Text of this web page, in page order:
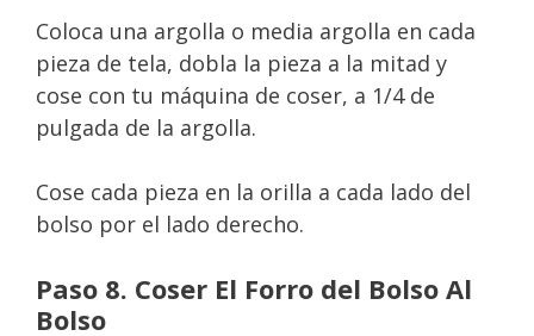
Coloca una argolla o media argolla en cada
pieza de tela, dobla la pieza a la mitad y
cose con tu máquina de coser, a 1/4 de
pulgada de la argolla.
Cose cada pieza en la orilla a cada lado del
bolso por el lado derecho.
Paso 8. Coser El Forro del Bolso Al
Bolso